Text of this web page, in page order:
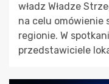
władz Władze
na celu
regionie. W
przedstawiciele